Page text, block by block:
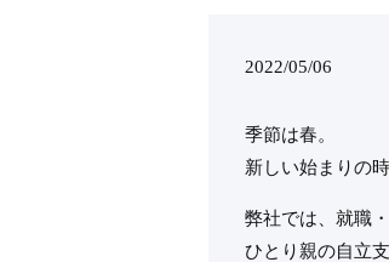
2022/05/06
季節は春。
新しい始まりの時
弊社では、就職
ひとり親の自立